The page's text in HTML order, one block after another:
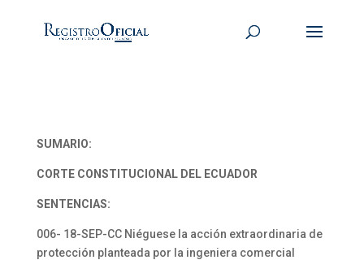
SUMARIO:
CORTE CONSTITUCIONAL DEL ECUADOR
SENTENCIAS:
006- 18-SEP-CC Niéguese la acción extraordinaria de
protección planteada por la ingeniera comercial